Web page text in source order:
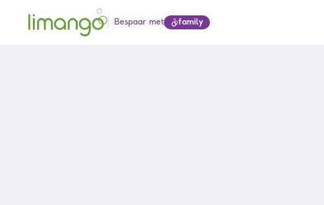
Bespaar met
family